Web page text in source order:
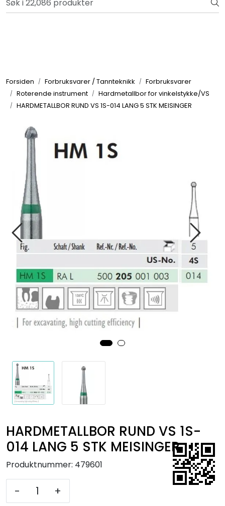
Skip to main content
Bli totalkunde og få en rekke fordeler. Les mer!
Forsiden Forbruksvarer / Tannteknikk
Forbruksvarer
Roterende instrument
Hardmetallbor for vinkelstykke/VS
HARDMETALLBOR RUND VS 1S-014 LANG 5 STK MEISINGER
HARDMETALLBOR RUND VS 1S-
014 LANG 5 STK MEISINGER
Produktnummer: 479601
- +
Småutstyr
Utstyr
Klinikkplanlegging / Innredning
Service
Aktuelt
Kurs